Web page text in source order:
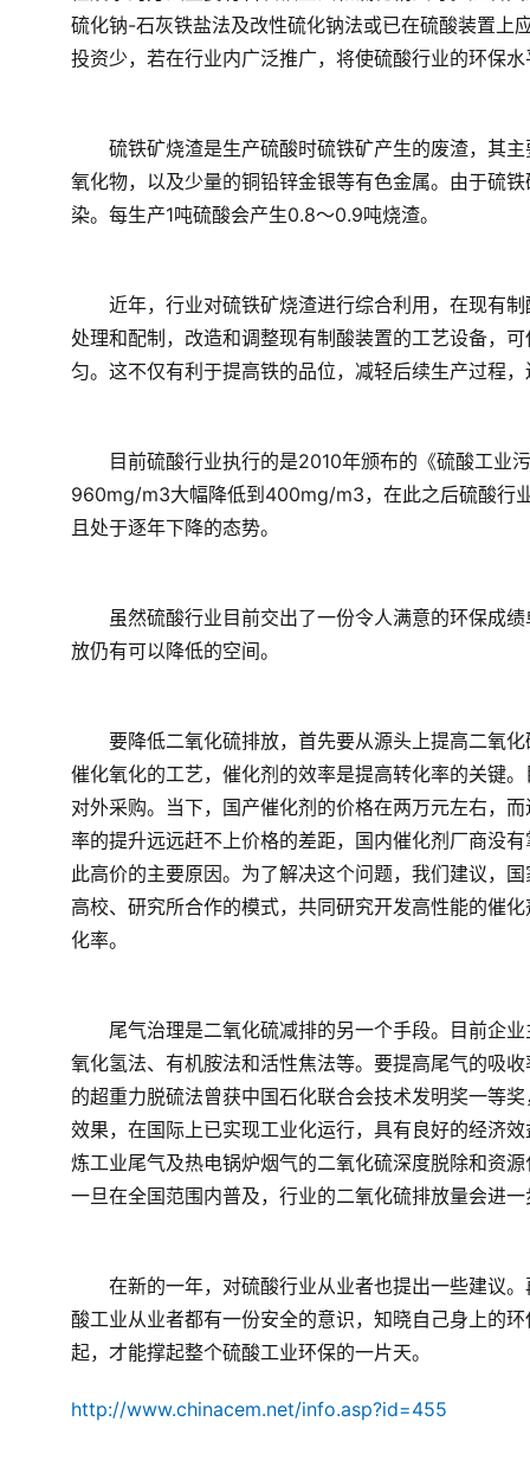
硫化钠-石灰铁盐法及改性硫化钠法或已在硫酸装置上
投资少，若在行业内广泛推广，将使硫酸行业的环保
硫铁矿烧渣是生产硫酸时硫铁矿产生的废渣，其主
氧化物，以及少量的铜铅锌金银等有色金属。由于硫
染。每生产1吨硫酸会产生0.8～0.9吨烧渣。
近年，行业对硫铁矿烧渣进行综合利用，在现有制
处理和配制，改造和调整现有制酸装置的工艺设备，
匀。这不仅有利于提高铁的品位，减轻后续生产过程
目前硫酸行业执行的是2010年颁布的《硫酸工业
960mg/m3大幅降低到400mg/m3，在此之后硫酸行
且处于逐年下降的态势。
虽然硫酸行业目前交出了一份令人满意的环保成绩
放仍有可以降低的空间。
要降低二氧化硫排放，首先要从源头上提高二氧化
催化氧化的工艺，催化剂的效率是提高转化率的关键
对外采购。当下，国产催化剂的价格在两万元左右，
率的提升远远赶不上价格的差距，国内催化剂厂商没
此高价的主要原因。为了解决这个问题，我们建议，
高校、研究所合作的模式，共同研究开发高性能的催
化率。
尾气治理是二氧化硫减排的另一个手段。目前企业
氧化氢法、有机胺法和活性焦法等。要提高尾气的吸
的超重力脱硫法曾获中国石化联合会技术发明奖一等
效果，在国际上已实现工业化运行，具有良好的经济
炼工业尾气及热电锅炉烟气的二氧化硫深度脱除和资
一旦在全国范围内普及，行业的二氧化硫排放量会进
在新的一年，对硫酸行业从业者也提出一些建议。
酸工业从业者都有一份安全的意识，知晓自己身上的
起，才能撑起整个硫酸工业环保的一片天。
http://www.chinacem.net/info.asp?id=455